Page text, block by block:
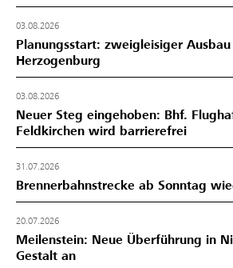
03.08.2026
Planungsstart: zweigleisiger
Herzogenburg
03.08.2026
Neuer Steg eingehoben: Bhf.
Feldkirchen wird barrierefrei
31.07.2026
Brennerbahnstrecke ab Sonntag
20.07.2026
Meilenstein: Neue Überführung in
Gestalt an